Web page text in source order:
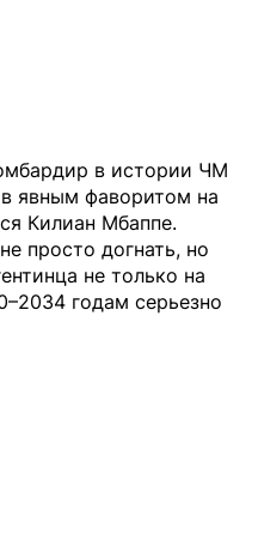
в истории ЧМ
явным фаворитом на
Килиан Мбаппе.
просто догнать, но
не только на
годам серьезно